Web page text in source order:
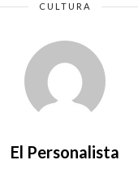
CULTURA
El Personalista